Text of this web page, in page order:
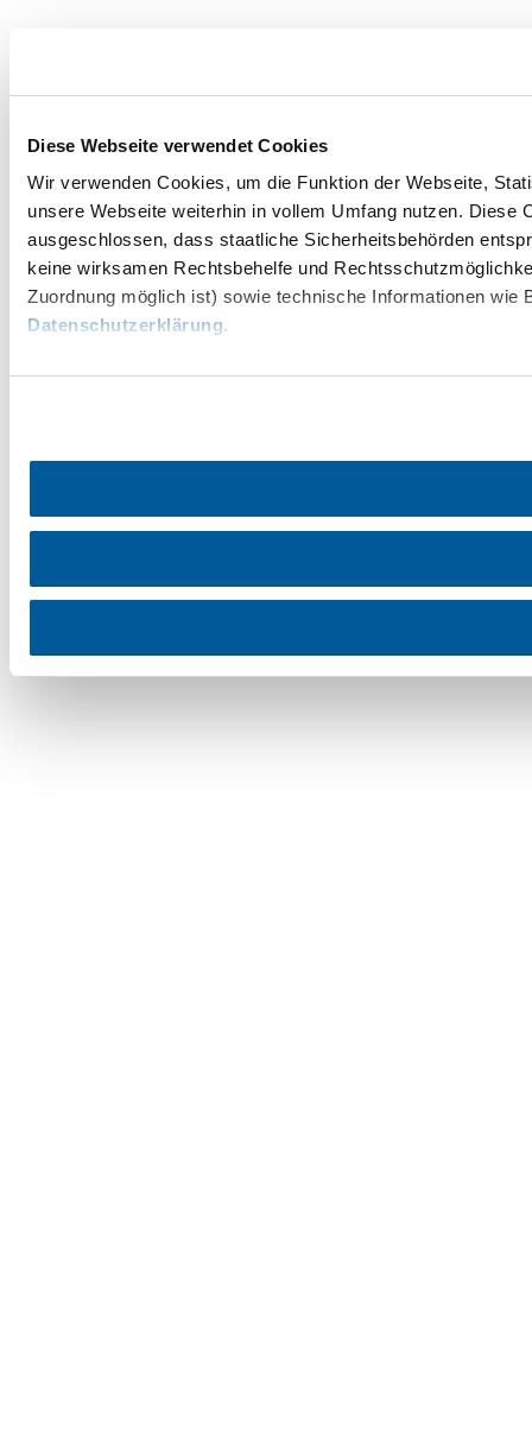
Diese Webseite verwendet Cookies
Wir verwenden Cookies, um die Funktion der Webseite,
unsere Webseite weiterhin in vollem Umfang nutzen.
ausgeschlossen, dass staatliche Sicherheitsbehörden
keine wirksamen Rechtsbehelfe und
Zuordnung möglich ist) sowie technische Informationen wie
Datenschutzerklärung.